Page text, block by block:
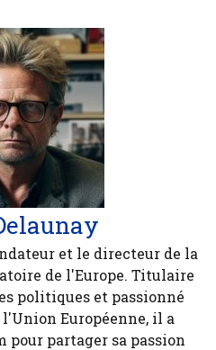
et le directeur de la
de l'Europe. Titulaire
politiques et passionné
Européenne, il a
pour partager sa passion